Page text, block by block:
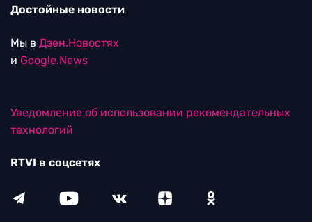
Достойные новости
Мы в Дзен.Новостях
и Google.News
Уведомление об использовании рекомендательных
технологий
RTVI в соцсетях